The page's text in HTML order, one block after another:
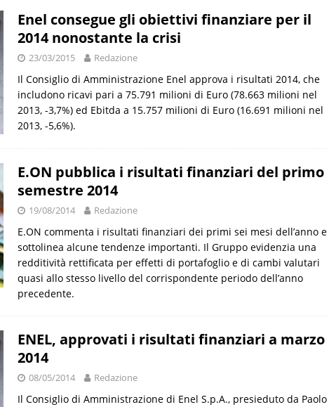
Enel consegue gli obiettivi finanziare per il
2014 nonostante la crisi
23/03/2015 Redazione
Il Consiglio di Amministrazione Enel approva i risultati 2014, che
includono ricavi pari a 75.791 milioni di Euro (78.663 milioni nel
2013, -3,7%) ed Ebitda a 15.757 milioni di Euro (16.691 milioni nel
2013, -5,6%).
E.ON pubblica i risultati finanziari del primo
semestre 2014
19/08/2014 Redazione
E.ON commenta i risultati finanziari dei primi sei mesi dell’anno e
sottolinea alcune tendenze importanti. Il Gruppo evidenzia una
redditività rettificata per effetti di portafoglio e di cambi valutari
quasi allo stesso livello del corrispondente periodo dell’anno
precedente.
ENEL, approvati i risultati finanziari a marzo
2014
08/05/2014 Redazione
Il Consiglio di Amministrazione di Enel S.p.A., presieduto da Paolo